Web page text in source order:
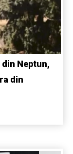
Neptun,
din